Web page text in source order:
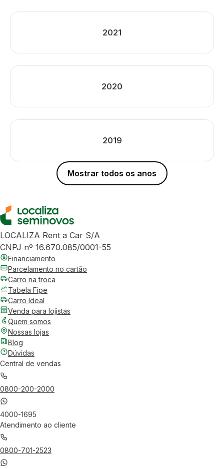
2021
2020
2019
Mostrar todos os anos
LOCALIZA Rent a Car S/A
CNPJ nº 16.670.085/0001-55
Financiamento
Parcelamento no cartão
Carro na troca
Tabela Fipe
Carro Ideal
Venda para lojistas
Quem somos
Nossas lojas
Blog
Dúvidas
Central de vendas
0800-200-2000
4000-1695
Atendimento ao cliente
0800-701-2523